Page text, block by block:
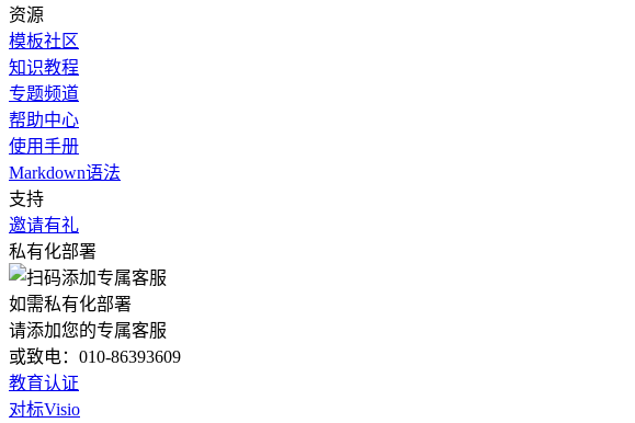
资源
模板社区
知识教程
专题频道
帮助中心
使用手册
Markdown语法
支持
邀请有礼
私有化部署
如需私有化部署
请添加您的专属客服
或致电：010-86393609
教育认证
对标Visio